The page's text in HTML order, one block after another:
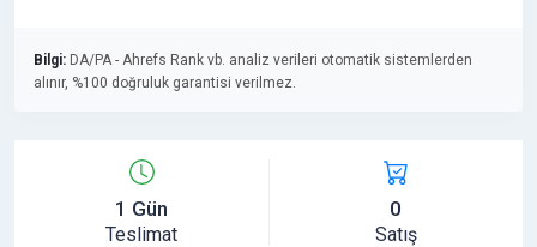
Bilgi: DA/PA - Ahrefs Rank vb. analiz verileri otomatik sistemlerden
alınır, %100 doğruluk garantisi verilmez.
1 Gün
Teslimat
0
Satış